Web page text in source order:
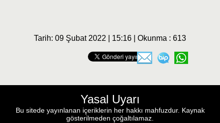
Tarih: 09 Şubat 2022 | 15:16 | Okunma : 613
Yasal Uyarı
Bu sitede yayınlanan içeriklerin her hakkı mahfuzdur. Kaynak
gösterilmeden çoğaltılamaz.